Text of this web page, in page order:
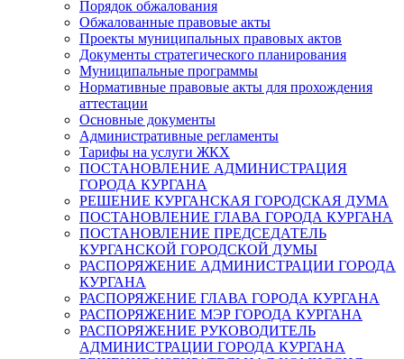
Порядок обжалования
Обжалованные правовые акты
Проекты муниципальных правовых актов
Документы стратегического планирования
Муниципальные программы
Нормативные правовые акты для прохождения
аттестации
Основные документы
Административные регламенты
Тарифы на услуги ЖКХ
ПОСТАНОВЛЕНИЕ АДМИНИСТРАЦИЯ
ГОРОДА КУРГАНА
РЕШЕНИЕ КУРГАНСКАЯ ГОРОДСКАЯ ДУМА
ПОСТАНОВЛЕНИЕ ГЛАВА ГОРОДА КУРГАНА
ПОСТАНОВЛЕНИЕ ПРЕДСЕДАТЕЛЬ
КУРГАНСКОЙ ГОРОДСКОЙ ДУМЫ
РАСПОРЯЖЕНИЕ АДМИНИСТРАЦИИ ГОРОДА
КУРГАНА
РАСПОРЯЖЕНИЕ ГЛАВА ГОРОДА КУРГАНА
РАСПОРЯЖЕНИЕ МЭР ГОРОДА КУРГАНА
РАСПОРЯЖЕНИЕ РУКОВОДИТЕЛЬ
АДМИНИСТРАЦИИ ГОРОДА КУРГАНА